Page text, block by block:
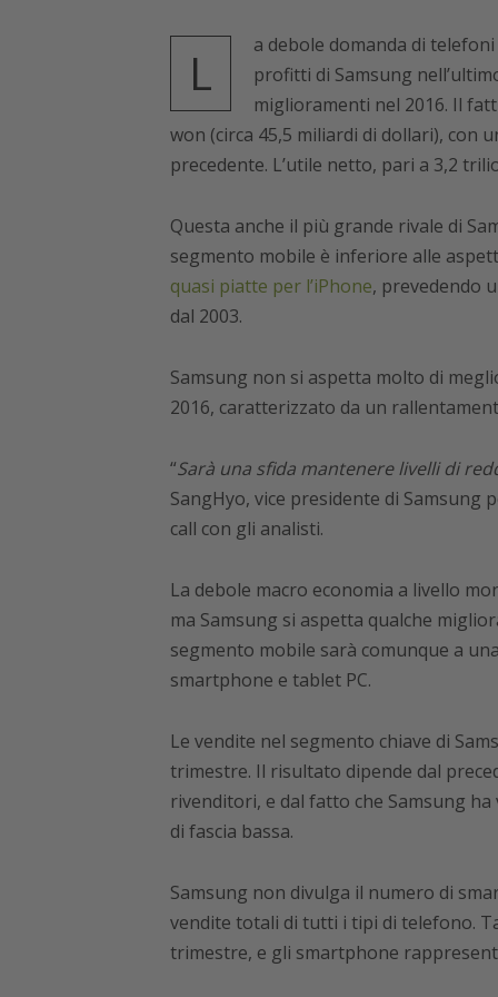
L
a debole domanda di
profitti di Samsung
miglioramenti nel 2016. Il
won (circa 45,5 miliardi di dollari), con
precedente. L’utile netto, pari a 3,2
Questa anche il più grande rivale di
segmento mobile è inferiore alle
quasi piatte per l’iPhone, prevedendo
dal 2003.
Samsung non si aspetta molto di
2016, caratterizzato da un
“Sarà una sfida mantenere livelli di
SangHyo, vice presidente di
call con gli analisti.
La debole macro economia a livello
ma Samsung si aspetta qualche
segmento mobile sarà comunque a
smartphone e tablet PC.
Le vendite nel segmento chiave di
trimestre. Il risultato dipende dal
rivenditori, e dal fatto che Samsung
di fascia bassa.
Samsung non divulga il numero di
vendite totali di tutti i tipi di telefono.
trimestre, e gli smartphone